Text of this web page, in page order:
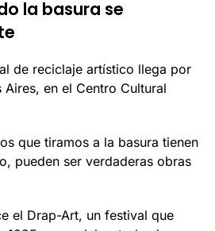
la basura se
de reciclaje artístico llega por
en el Centro Cultural
que tiramos a la basura tienen
pueden ser verdaderas obras
el Drap-Art, un festival que